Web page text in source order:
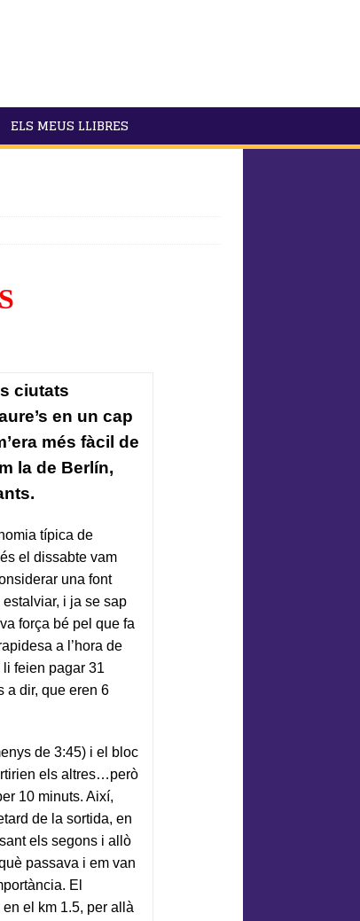
ELS MEUS LLIBRES
ciutats
en un cap
més fàcil de
la de Berlín,
típica de
el dissabte vam
una font
i ja se sap
força bé pel que fa
a l’hora de
feien pagar 31
a dir, que eren 6
de 3:45) i el bloc
els altres…però
10 minuts. Així,
de la sortida, en
els segons i allò
passava i em van
El
el km 1.5, per allà